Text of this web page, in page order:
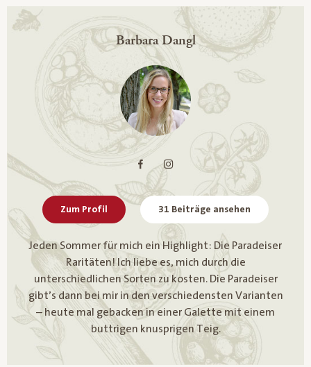
Barbara Dangl
Zum Profil 31 Beiträge ansehen
Jeden Sommer für mich ein Highlight: Die Paradeiser
Raritäten! Ich liebe es, mich durch die
unterschiedlichen Sorten zu kosten. Die Paradeiser
gibt’s dann bei mir in den verschiedensten Varianten
– heute mal gebacken in einer Galette mit einem
buttrigen knusprigen Teig.